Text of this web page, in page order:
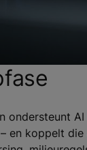
ondersteunt
en koppelt